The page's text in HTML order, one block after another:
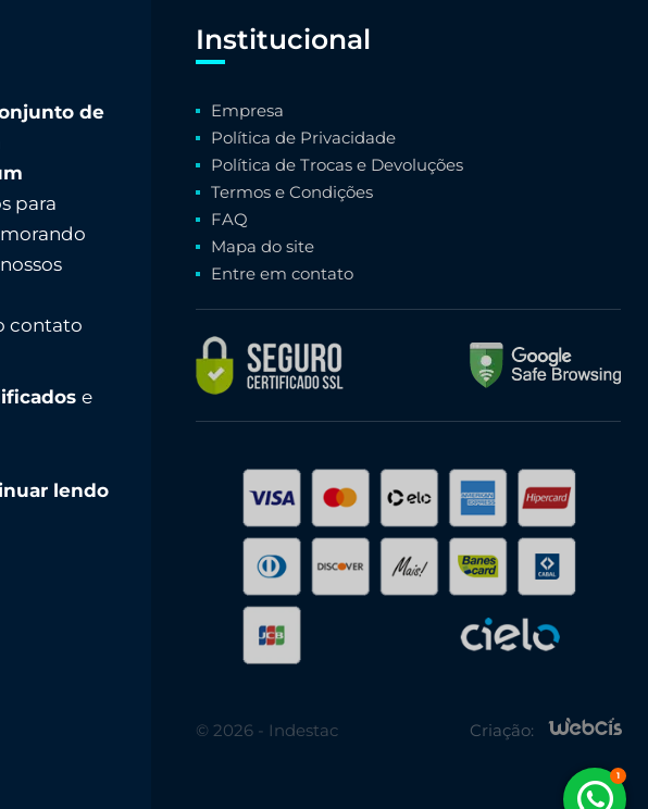
de
para
contato
e
lendo
Institucional
Empresa
Política de Privacidade
Política de Trocas e Devoluções
Termos e Condições
FAQ
Mapa do site
Entre em contato
© 2026 - Indestac Criação: